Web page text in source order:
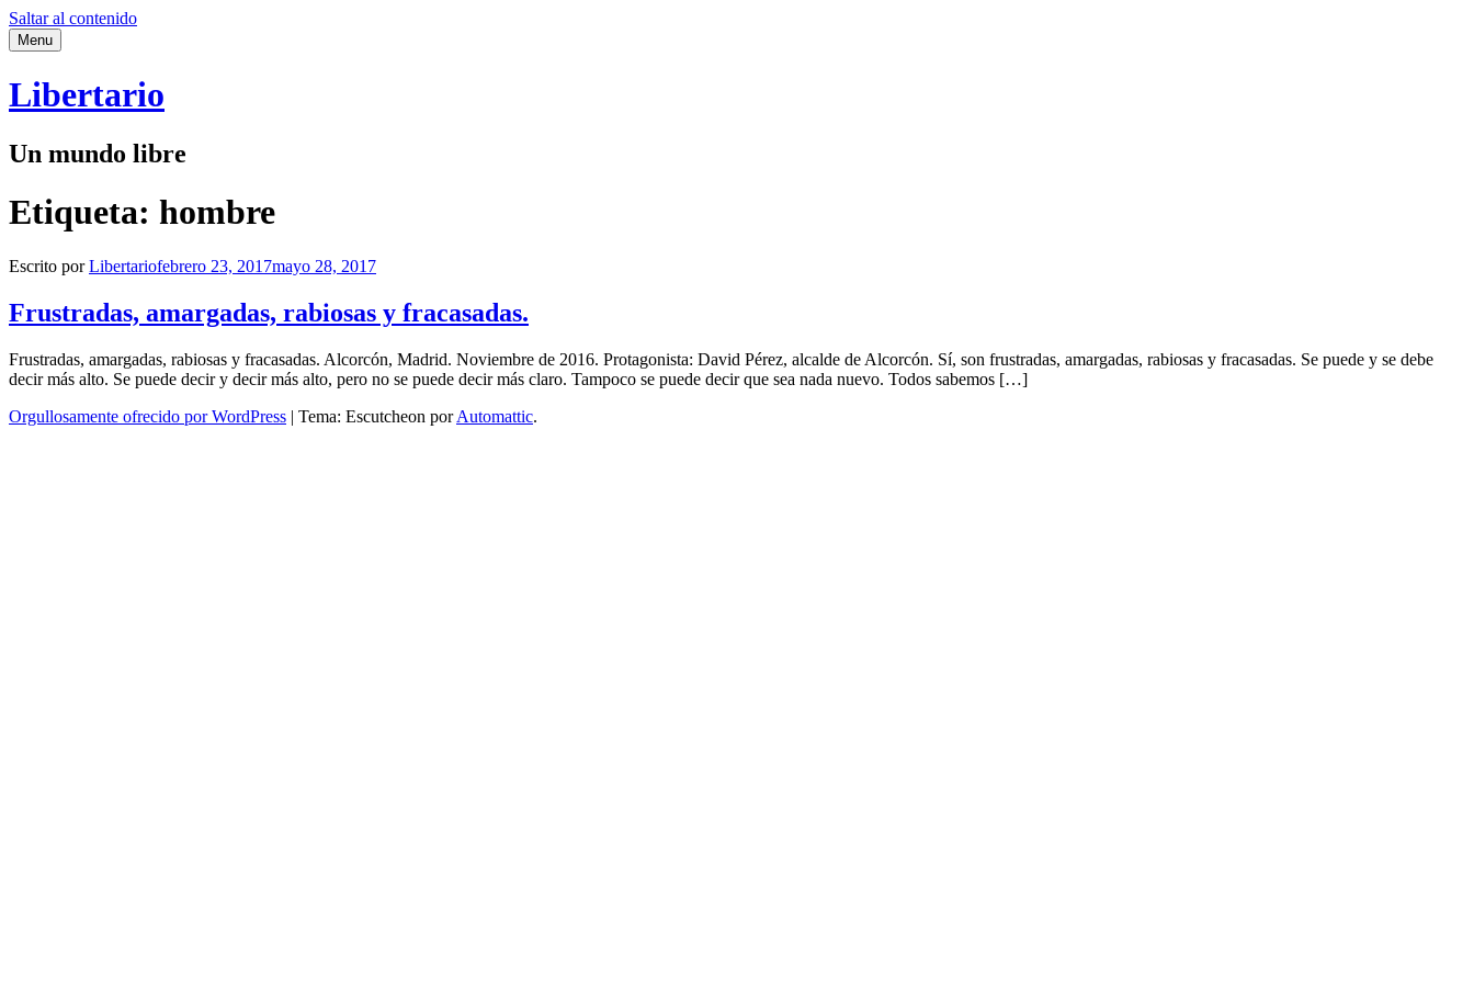
Saltar al contenido
Menu
Libertario
Un mundo libre
Etiqueta: hombre
Escrito porLibertariofebrero 23, 2017mayo 28, 2017
Frustradas, amargadas, rabiosas y fracasadas.
Frustradas, amargadas, rabiosas y fracasadas. Alcorcón, Madrid. Noviembre de 2016. Protagonista: David Pérez, alcalde de Alcorcón. Sí, son frustradas, amargadas, rabiosas y fracasadas. Se puede y se debe
decir más alto. Se puede decir y decir más alto, pero no se puede decir más claro. Tampoco se puede decir que sea nada nuevo. Todos sabemos […]
Orgullosamente ofrecido por WordPress | Tema: Escutcheon porAutomattic.